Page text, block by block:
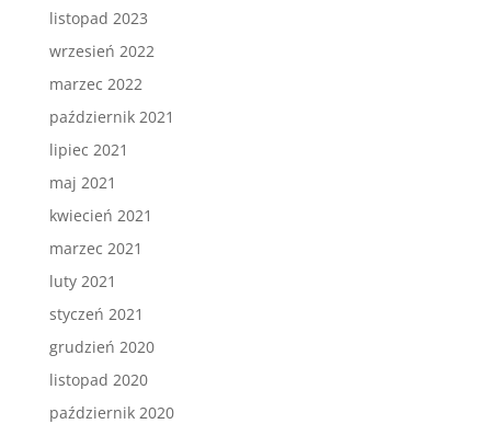
listopad 2023
wrzesień 2022
marzec 2022
październik 2021
lipiec 2021
maj 2021
kwiecień 2021
marzec 2021
luty 2021
styczeń 2021
grudzień 2020
listopad 2020
październik 2020